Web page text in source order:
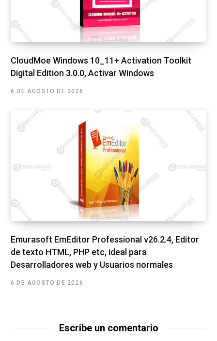
CloudMoe Windows 10_11+ Activation Toolkit
Digital Edition 3.0.0, Activar Windows
6 DE AGOSTO DE 2026
Emurasoft EmEditor Professional v26.2.4, Editor
de texto HTML, PHP etc, ideal para
Desarrolladores web y Usuarios normales
6 DE AGOSTO DE 2026
Escribe un comentario